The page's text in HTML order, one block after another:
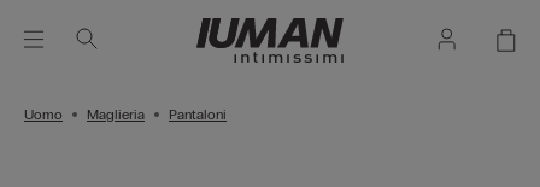
Uomo Maglieria Pantaloni